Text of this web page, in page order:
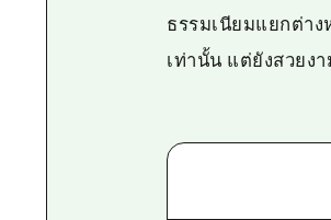
ธรรมเนียมแยกต่า
เท่านั้น แต่ยังสวยง